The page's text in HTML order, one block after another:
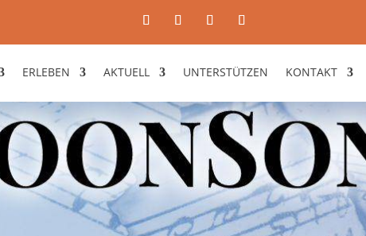
ERLEBEN AKTUELL UNTERSTÜTZEN KONTAKT